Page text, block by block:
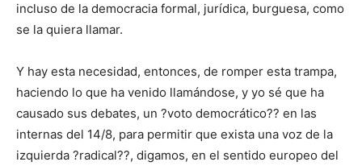
incluso de la democracia formal, jurídica, burguesa, como
se la quiera llamar.
Y hay esta necesidad, entonces, de romper esta trampa,
haciendo lo que ha venido llamándose, y yo sé que ha
causado sus debates, un ?voto democrático?? en las
internas del 14/8, para permitir que exista una voz de la
izquierda ?radical??, digamos, en el sentido europeo del